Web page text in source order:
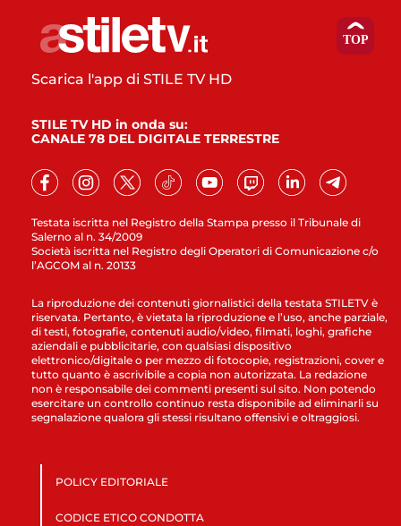
Testata iscritta nel Registro della Stampa presso il Tribunale di
Salerno al n. 34/2009
Società iscritta nel Registro degli Operatori di Comunicazione c/o
l’AGCOM al n. 20133
Scarica l'app di STILE TV HD
STILE TV HD in onda su:
CANALE 78 DEL DIGITALE TERRESTRE
La riproduzione dei contenuti giornalistici della testata STILETV è
riservata. Pertanto, è vietata la riproduzione e l’uso, anche parziale,
di testi, fotografie, contenuti audio/video, filmati, loghi, grafiche
aziendali e pubblicitarie, con qualsiasi dispositivo
elettronico/digitale o per mezzo di fotocopie, registrazioni, cover e
tutto quanto è ascrivibile a copia non autorizzata. La redazione
non è responsabile dei commenti presenti sul sito. Non potendo
esercitare un controllo continuo resta disponibile ad eliminarli su
segnalazione qualora gli stessi risultano offensivi e oltraggiosi.
POLICY EDITORIALE
CODICE ETICO CONDOTTA